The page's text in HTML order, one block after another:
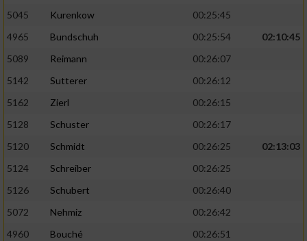
5045
Kurenkow
00:25:45
4965
Bundschuh 00:25:54
02:10:45
5089
Reimann
00:26:07
5142
Sutterer
00:26:12
5162
Zierl
00:26:15
5128
Schuster
00:26:17
5120
Schmidt 00:26:25
02:13:03
5124
Schreiber
00:26:25
5126
Schubert
00:26:40
5072
Nehmiz
00:26:42
4960
Bouché
00:26:51